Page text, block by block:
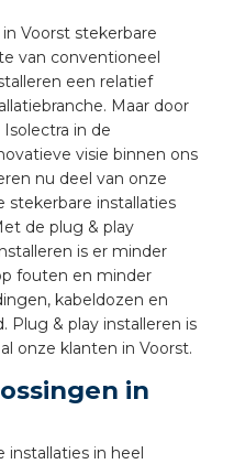
Voorst stekerbare
van conventioneel
een relatief
Maar door
in de
visie binnen ons
nu deel van onze
stekerbare installaties
de plug & play
is er minder
fouten en minder
kabeldozen en
Plug & play installeren is
onze klanten in Voorst.
in
installaties in heel